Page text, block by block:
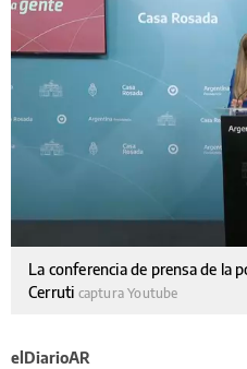
La conferencia de prensa de la
Cerruti captura Youtube
elDiarioAR